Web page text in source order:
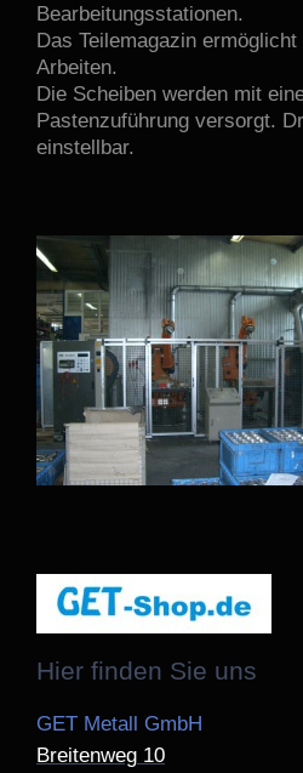
Bearbeitungsstationen.
Das Teilemagazin
Arbeiten.
Die Scheiben werden mit
Pastenzuführung versorgt.
einstellbar.
Hier finden Sie uns
GET Metall GmbH
Breitenweg 10